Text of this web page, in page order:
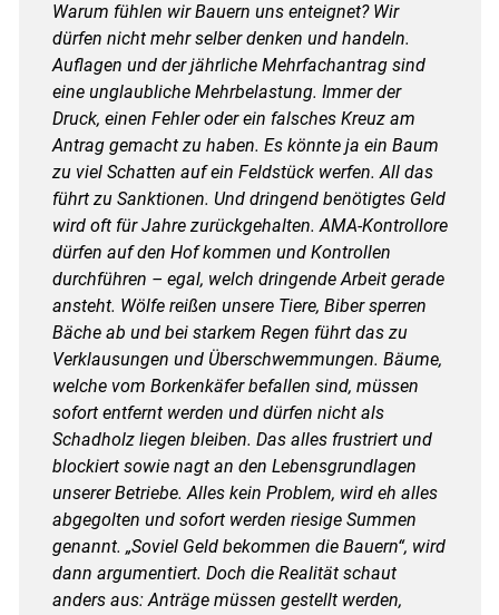
Warum fühlen wir Bauern uns enteignet? Wir
dürfen nicht mehr selber denken und handeln.
Auflagen und der jährliche Mehrfachantrag sind
eine unglaubliche Mehrbelastung. Immer der
Druck, einen Fehler oder ein falsches Kreuz am
Antrag gemacht zu haben. Es könnte ja ein Baum
zu viel Schatten auf ein Feldstück werfen. All das
führt zu Sanktionen. Und dringend benötigtes Geld
wird oft für Jahre zurückgehalten. AMA-Kontrollore
dürfen auf den Hof kommen und Kontrollen
durchführen – egal, welch dringende Arbeit gerade
ansteht. Wölfe reißen unsere Tiere, Biber sperren
Bäche ab und bei starkem Regen führt das zu
Verklausungen und Überschwemmungen. Bäume,
welche vom Borkenkäfer befallen sind, müssen
sofort entfernt werden und dürfen nicht als
Schadholz liegen bleiben. Das alles frustriert und
blockiert sowie nagt an den Lebensgrundlagen
unserer Betriebe. Alles kein Problem, wird eh alles
abgegolten und sofort werden riesige Summen
genannt. „Soviel Geld bekommen die Bauern“, wird
dann argumentiert. Doch die Realität schaut
anders aus: Anträge müssen gestellt werden,